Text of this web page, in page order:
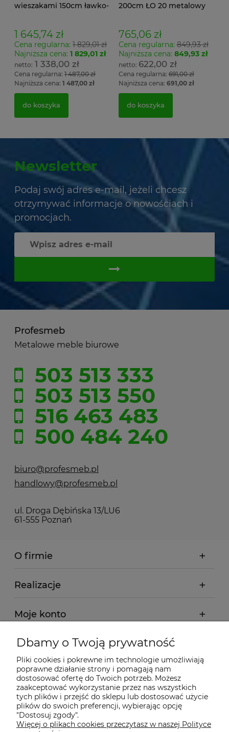
wieszakami 150cm ławko-
1 645,74 zł
Cena regularna: 1 829,01 zł
Najniższa cena: 1 829,01 zł
1 338,00 zł
Cena regularna: 1 487,00 zł
Najniższa cena: 1 487,00 zł
do koszyka
200cm ŁO 20 metalowy
765,06 zł
Cena regularna:849,93 zł
Najniższa cena: 849,93 zł
622,00 zł
Cena regularna:691,00 zł
Najniższa cena: 691,00 zł
do koszyka
Newsletter
Podaj swój adres e-mail, jeżeli chcesz
otrzymywać informacje o nowościach i
promocjach.
Profesmeb
Metalowe meble biurowe
503 513 333
503 513 550
516 463 483
500 484 240
biuro@profesmeb.pl
handlowy@profesmeb.pl
ul. Droga Dębińska 13/LU6
61-555 Poznań
O firmie
Realizacje
Moje konto
Regulamin
Dostawa - realizacja
Gwarancja i zwroty
Dbamy o Twoją prywatność
Pliki cookies i pokrewne im technologie umożliwiają
poprawne działanie strony i pomagają nam
dostosować ofertę do Twoich potrzeb. Możesz
zaakceptować wykorzystanie przez nas wszystkich
tych plików i przejść do sklepu lub dostosować użycie
plików do swoich preferencji, wybierając opcję
"Dostosuj zgody".
Więcej o plikach cookies przeczytasz w naszej Polityce